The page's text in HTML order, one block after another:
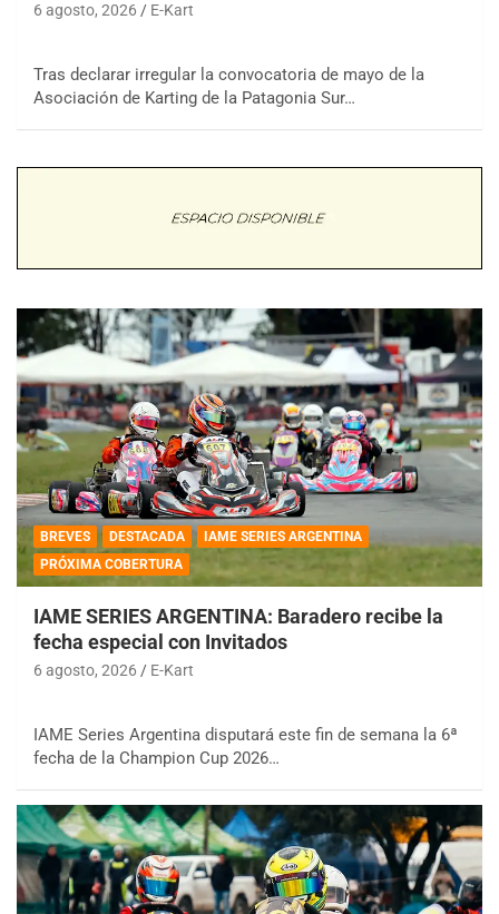
6 agosto, 2026 E-Kart
Tras declarar irregular la convocatoria de mayo de la
Asociación de Karting de la Patagonia Sur…
BREVES DESTACADA
IAME SERIES ARGENTINA
PRÓXIMA COBERTURA
IAME SERIES ARGENTINA: Baradero recibe la
fecha especial con Invitados
6 agosto, 2026 E-Kart
IAME Series Argentina disputará este fin de semana la 6ª
fecha de la Champion Cup 2026…